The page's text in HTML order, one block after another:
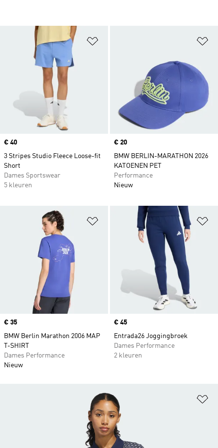
Price
€ 40
3 Stripes Studio Fleece Loose-fit
Short
Dames Sportswear
5 kleuren
Price
€ 20
BMW BERLIN-MARATHON 2026
KATOENEN PET
Performance
Nieuw
Op verlanglijst zetten
Price
€ 35
BMW Berlin Marathon 2006 MAP
T-SHIRT
Dames Performance
Nieuw
Price
€ 45
Entrada26 Joggingbroek
Dames Performance
2 kleuren